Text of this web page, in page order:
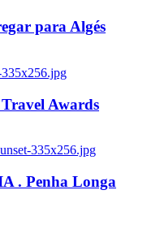
para Algés
335x256.jpg
Awards
335x256.jpg
. Penha Longa